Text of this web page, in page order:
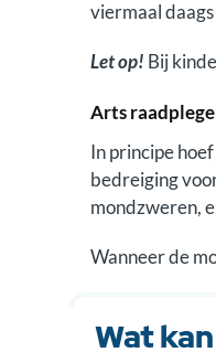
viermaal
Let op! Bij
Arts
In principe
bedreiging
mondzweren,
Wanneer de
Wat